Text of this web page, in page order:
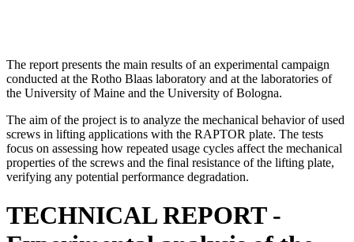
The report presents the main results of an experimental campaign
conducted at the Rotho Blaas laboratory and at the laboratories of
the University of Maine and the University of Bologna.
The aim of the project is to analyze the mechanical behavior of used
screws in lifting applications with the RAPTOR plate. The tests
focus on assessing how repeated usage cycles affect the mechanical
properties of the screws and the final resistance of the lifting plate,
verifying any potential performance degradation.
TECHNICAL REPORT -